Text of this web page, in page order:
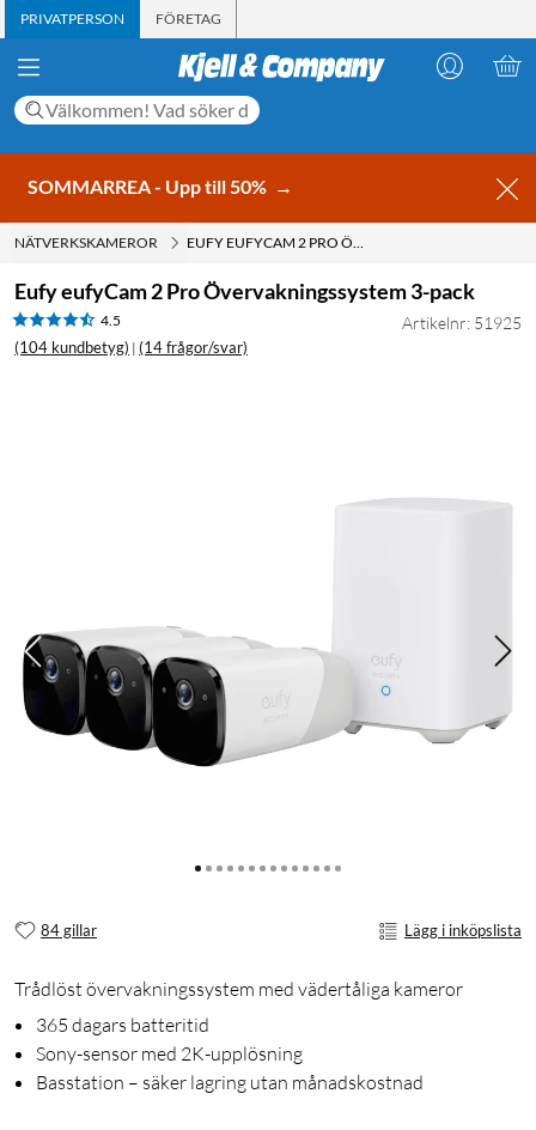
PRIVATPERSON FÖRETAG
SOMMARREA - Upp till 50% →
NÄTVERKSKAMEROR EUFY EUFYCAM 2 PRO ÖVERVAKNINGSSYSTEM 3-PACK
Eufy eufyCam 2 Pro Övervakningssystem 3-pack
4.5
(104 kundbetyg) | (14 frågor/svar)
Artikelnr: 51925
84 gillar Lägg i inköpslista
Trådlöst övervakningssystem med vädertåliga kameror
365 dagars batteritid
Sony-sensor med 2K-upplösning
Basstation – säker lagring utan månadskostnad